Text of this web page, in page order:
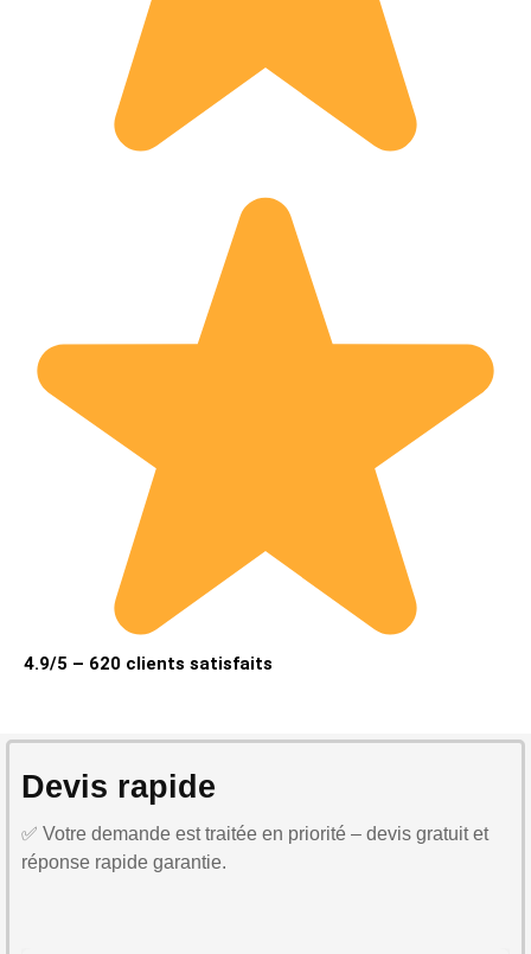
4.9/5 – 620 clients satisfaits
Devis rapide
✅ Votre demande est traitée en priorité – devis gratuit et
réponse rapide garantie.